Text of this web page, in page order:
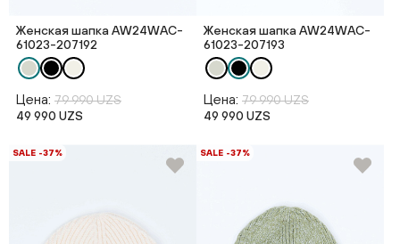
Женская шапка AW24WAC-
61023-207192
Цена: 79 990 UZS
49 990 UZS
Женская шапка AW24WAC-
61023-207193
Цена: 79 990 UZS
49 990 UZS
SALE -37% SALE -37%